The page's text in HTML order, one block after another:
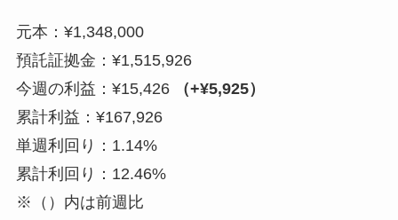
元本：¥1,348,000
預託証拠金：¥1,515,926
今週の利益：¥15,426
（+¥5,925）
累計利益：¥167,926
単週利回り：1.14%
累計利回り：12.46%
※（）内は前週比